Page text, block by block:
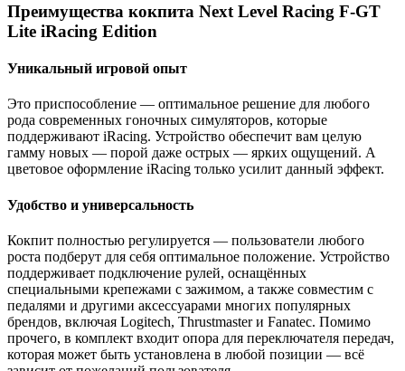
Преимущества кокпита Next Level Racing F-GT
Lite iRacing Edition
Уникальный игровой опыт
Это приспособление — оптимальное решение для любого
рода современных гоночных симуляторов, которые
поддерживают iRacing. Устройство обеспечит вам целую
гамму новых — порой даже острых — ярких ощущений. А
цветовое оформление iRacing только усилит данный эффект.
Удобство и универсальность
Кокпит полностью регулируется — пользователи любого
роста подберут для себя оптимальное положение. Устройство
поддерживает подключение рулей, оснащённых
специальными крепежами с зажимом, а также совместим с
педалями и другими аксессуарами многих популярных
брендов, включая Logitech, Thrustmaster и Fanatec. Помимо
прочего, в комплект входит опора для переключателя передач,
которая может быть установлена в любой позиции — всё